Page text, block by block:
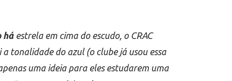
há estrela em cima do escudo, o CRAC
tonalidade do azul (o clube já usou essa
uma ideia para eles estudarem uma